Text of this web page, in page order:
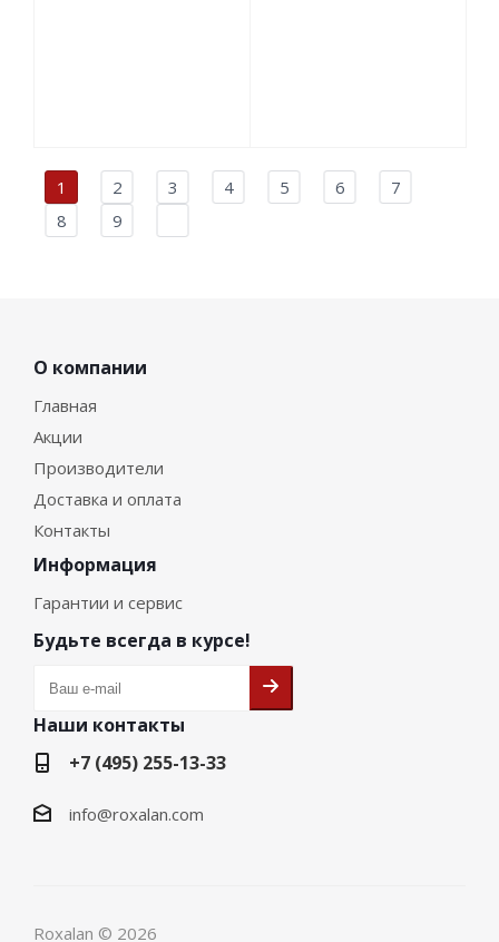
1 2 3 4 5 6
7
8
9
О компании
Главная
Акции
Производители
Доставка и оплата
Контакты
Информация
Гарантии и сервис
Будьте всегда в курсе!
Наши контакты
+7 (495) 255-13-33
info@roxalan.com
Roxalan © 2026